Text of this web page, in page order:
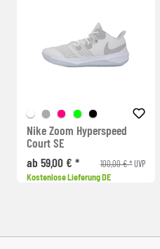
Nike Zoom Hyperspeed
Court SE
ab 59,00 € *
100,00 € *UVP
Kostenlose Lieferung DE